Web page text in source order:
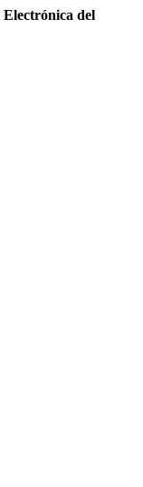
Electrónica del